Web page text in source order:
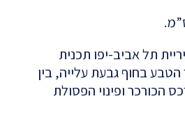
תל אביב-יפו תכנית
בחוף גבעת עלייה, בין
הכורכר ופינוי הפסולת